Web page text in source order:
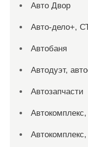
Авто Двор
Авто-дело+,
Автобаня
Автодуэт,
Автозапчасти